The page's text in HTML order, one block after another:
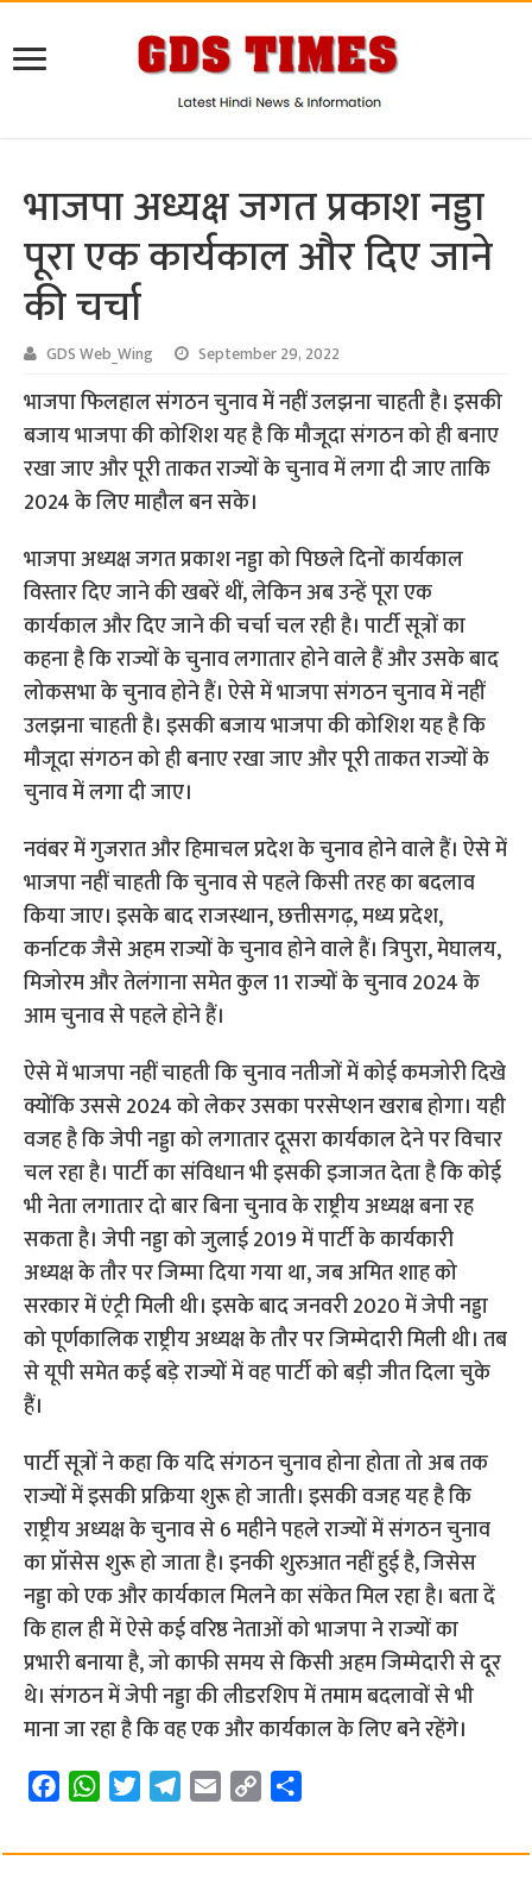
भाजपा अध्यक्ष जगत प्रकाश नड्डा
पूरा एक कार्यकाल और दिए जाने
की चर्चा
GDS Web_Wing September 29, 2022
भाजपा फिलहाल संगठन चुनाव में नहीं उलझना चाहती है। इसकी
बजाय भाजपा की कोशिश यह है कि मौजूदा संगठन को ही बनाए
रखा जाए और पूरी ताकत राज्यों के चुनाव में लगा दी जाए ताकि
2024 के लिए माहौल बन सके।
भाजपा अध्यक्ष जगत प्रकाश नड्डा को पिछले दिनों कार्यकाल
विस्तार दिए जाने की खबरें थीं, लेकिन अब उन्हें पूरा एक
कार्यकाल और दिए जाने की चर्चा चल रही है। पार्टी सूत्रों का
कहना है कि राज्यों के चुनाव लगातार होने वाले हैं और उसके बाद
लोकसभा के चुनाव होने हैं। ऐसे में भाजपा संगठन चुनाव में नहीं
उलझना चाहती है। इसकी बजाय भाजपा की कोशिश यह है कि
मौजूदा संगठन को ही बनाए रखा जाए और पूरी ताकत राज्यों के
चुनाव में लगा दी जाए।
नवंबर में गुजरात और हिमाचल प्रदेश के चुनाव होने वाले हैं। ऐसे में
भाजपा नहीं चाहती कि चुनाव से पहले किसी तरह का बदलाव
किया जाए। इसके बाद राजस्थान, छत्तीसगढ़, मध्य प्रदेश,
कर्नाटक जैसे अहम राज्यों के चुनाव होने वाले हैं। त्रिपुरा, मेघालय,
मिजोरम और तेलंगाना समेत कुल 11 राज्यों के चुनाव 2024 के
आम चुनाव से पहले होने हैं।
ऐसे में भाजपा नहीं चाहती कि चुनाव नतीजों में कोई कमजोरी दिखे
क्योंकि उससे 2024 को लेकर उसका परसेप्शन खराब होगा। यही
वजह है कि जेपी नड्डा को लगातार दूसरा कार्यकाल देने पर विचार
चल रहा है। पार्टी का संविधान भी इसकी इजाजत देता है कि कोई
भी नेता लगातार दो बार बिना चुनाव के राष्ट्रीय अध्यक्ष बना रह
सकता है। जेपी नड्डा को जुलाई 2019 में पार्टी के कार्यकारी
अध्यक्ष के तौर पर जिम्मा दिया गया था, जब अमित शाह को
सरकार में एंट्री मिली थी। इसके बाद जनवरी 2020 में जेपी नड्डा
को पूर्णकालिक राष्ट्रीय अध्यक्ष के तौर पर जिम्मेदारी मिली थी। तब
से यूपी समेत कई बड़े राज्यों में वह पार्टी को बड़ी जीत दिला चुके
हैं।
पार्टी सूत्रों ने कहा कि यदि संगठन चुनाव होना होता तो अब तक
राज्यों में इसकी प्रक्रिया शुरू हो जाती। इसकी वजह यह है कि
राष्ट्रीय अध्यक्ष के चुनाव से 6 महीने पहले राज्यों में संगठन चुनाव
का प्रॉसेस शुरू हो जाता है। इनकी शुरुआत नहीं हुई है, जिसेस
नड्डा को एक और कार्यकाल मिलने का संकेत मिल रहा है। बता दें
कि हाल ही में ऐसे कई वरिष्ठ नेताओं को भाजपा ने राज्यों का
प्रभारी बनाया है, जो काफी समय से किसी अहम जिम्मेदारी से दूर
थे। संगठन में जेपी नड्डा की लीडरशिप में तमाम बदलावों से भी
माना जा रहा है कि वह एक और कार्यकाल के लिए बने रहेंगे।
c
W
a
i
l
a
p
a